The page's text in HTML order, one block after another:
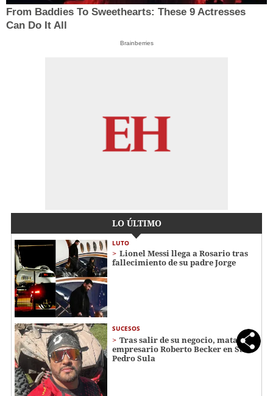
From Baddies To Sweethearts: These 9 Actresses
Can Do It All
Brainberries
LO ÚLTIMO
LUTO
Lionel Messi llega a Rosario tras
fallecimiento de su padre Jorge
SUCESOS
Tras salir de su negocio, matan al
empresario Roberto Becker en San
Pedro Sula